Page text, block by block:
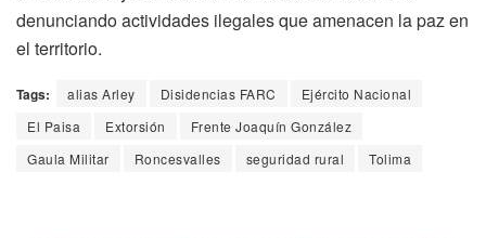
denunciando actividades ilegales que amenacen la paz en
el territorio.
Tags: alias Arley Disidencias FARC
Ejército Nacional
El Paisa
Extorsión
Frente Joaquín González
Gaula Militar
Roncesvalles seguridad rural Tolima